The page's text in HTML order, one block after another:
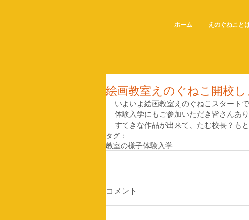
ホーム えのぐねこと
絵画教室えのぐねこ開校し
いよいよ絵画教室えのぐねこスタートで
体験入学にもご参加いただき皆さんあ
すてきな作品が出来て、たむ校長？も
タグ：
教室の様子体験入学
コメント